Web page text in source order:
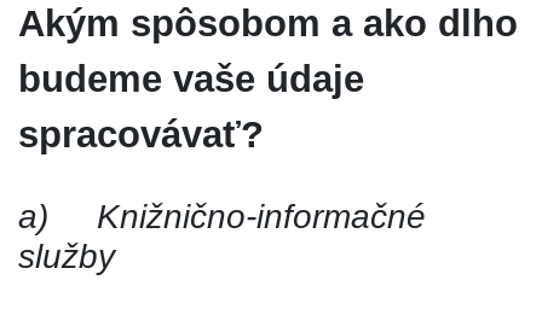
Akým spôsobom a ako dlho
budeme vaše údaje
spracovávať?
a) Knižnično-informačné
služby